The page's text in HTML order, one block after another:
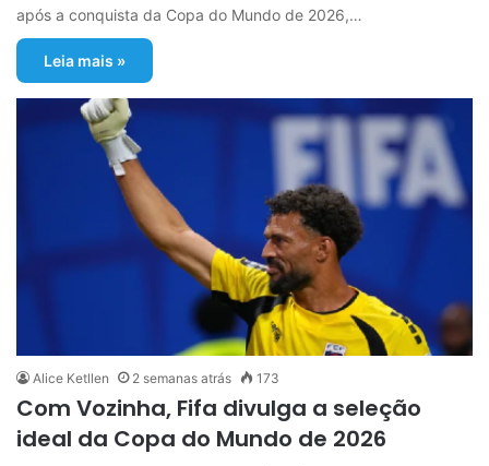
após a conquista da Copa do Mundo de 2026,…
Leia mais »
Alice Ketllen 2 semanas atrás 173
Com Vozinha, Fifa divulga a seleção
ideal da Copa do Mundo de 2026